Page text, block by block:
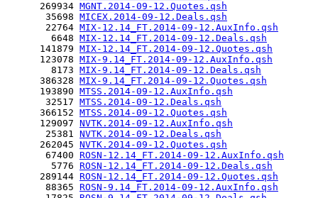
      269934
MGNT.2014-09-12.Quotes.qsh
       35698
MICEX.2014-09-12.Deals.qsh
       22764
MIX-12.14_FT.2014-09-12.AuxInfo.qsh
        6648
MIX-12.14_FT.2014-09-12.Deals.qsh
      141879
MIX-12.14_FT.2014-09-12.Quotes.qsh
      123078
MIX-9.14_FT.2014-09-12.AuxInfo.qsh
        8173
MIX-9.14_FT.2014-09-12.Deals.qsh
      386328
MIX-9.14_FT.2014-09-12.Quotes.qsh
      193890
MTSS.2014-09-12.AuxInfo.qsh
       32517
MTSS.2014-09-12.Deals.qsh
      366152
MTSS.2014-09-12.Quotes.qsh
      129097
NVTK.2014-09-12.AuxInfo.qsh
       25381
NVTK.2014-09-12.Deals.qsh
      262045
NVTK.2014-09-12.Quotes.qsh
       67400
ROSN-12.14_FT.2014-09-12.AuxInfo.qsh
        5776
ROSN-12.14_FT.2014-09-12.Deals.qsh
      289144
ROSN-12.14_FT.2014-09-12.Quotes.qsh
       88365
ROSN-9.14_FT.2014-09-12.AuxInfo.qsh